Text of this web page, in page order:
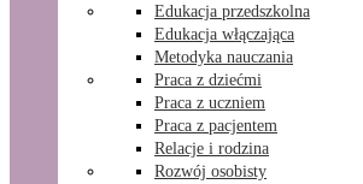
Edukacja przedszkolna
Edukacja włączająca
Metodyka nauczania
Praca z dziećmi
Praca z uczniem
Praca z pacjentem
Relacje i rodzina
Rozwój osobisty